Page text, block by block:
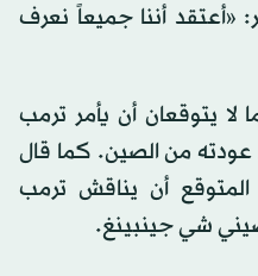
«أعتقد أننا جميعاً نعرف
لا يتوقعان أن يأمر ترمب
من الصين. كما قال
أن يناقش ترمب
شي جينبينغ.